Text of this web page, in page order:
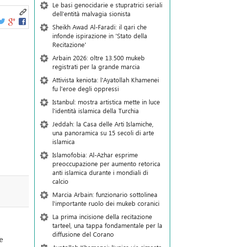
Le basi genocidarie e stupratrici seriali
dell’entità malvagia sionista
Sheikh Awad Al-Faradi: il qari che
infonde ispirazione in 'Stato della
Recitazione'
Arbain 2026: oltre 13.500 mukeb
registrati per la grande marcia
Attivista keniota: l'Ayatollah Khamenei
fu l'eroe degli oppressi
Istanbul: mostra artistica mette in luce
l'identità islamica della Turchia
Jeddah: la Casa delle Arti Islamiche,
una panoramica su 15 secoli di arte
islamica
Islamofobia: Al-Azhar esprime
preoccupazione per aumento retorica
anti islamica durante i mondiali di
calcio
Marcia Arbain: funzionario sottolinea
l'importante ruolo dei mukeb coranici
La prima incisione della recitazione
tarteel, una tappa fondamentale per la
diffusione del Corano